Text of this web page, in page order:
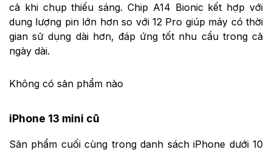
cả khi chụp thiếu sáng. Chip A14 Bionic kết hợp với
dung lượng pin lớn hơn so với 12 Pro giúp máy có thời
gian sử dụng dài hơn, đáp ứng tốt nhu cầu trong cả
ngày dài.
Không có sản phẩm nào
iPhone 13 mini cũ
Sản phẩm cuối cùng trong danh sách iPhone dưới 10